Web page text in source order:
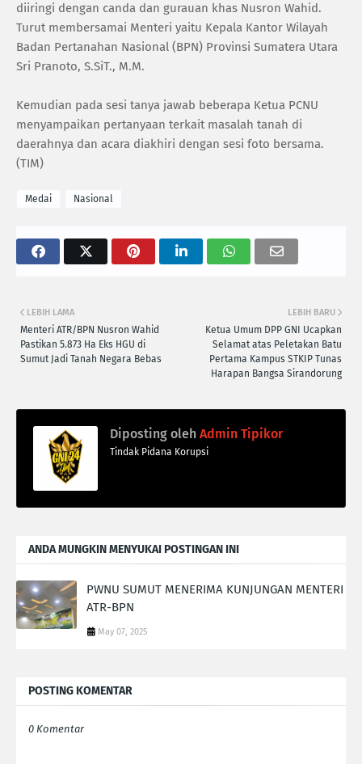
diiringi dengan canda dan gurauan khas Nusron Wahid.
Turut membersamai Menteri yaitu Kepala Kantor Wilayah
Badan Pertanahan Nasional (BPN) Provinsi Sumatera Utara
Sri Pranoto, S.SiT., M.M.
Kemudian pada sesi tanya jawab beberapa Ketua PCNU
menyampaikan pertanyaan terkait masalah tanah di
daerahnya dan acara diakhiri dengan sesi foto bersama.
(TIM)
Medai Nasional
LEBIH BARU
Ketua Umum DPP GNI Ucapkan
Selamat atas Peletakan Batu
Pertama Kampus STKIP Tunas
Harapan Bangsa Sirandorung
LEBIH LAMA
Menteri ATR/BPN Nusron Wahid
Pastikan 5.873 Ha Eks HGU di
Sumut Jadi Tanah Negara Bebas
Diposting oleh Admin Tipikor
Tindak Pidana Korupsi
ANDA MUNGKIN MENYUKAI POSTINGAN INI
PWNU SUMUT MENERIMA KUNJUNGAN MENTERI
ATR-BPN
May 07, 2025
POSTING KOMENTAR
0 Komentar